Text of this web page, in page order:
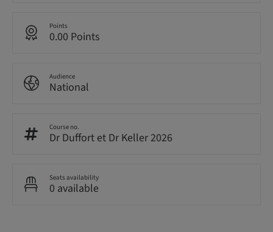
Points
0.00 Points
Audience
National
Course no.
Dr Duffort et Dr Keller 2026
Seats availability
0 available